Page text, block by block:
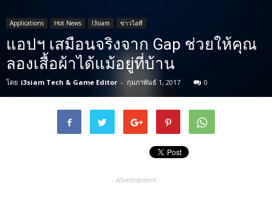
Applications Hot News I3siam ข่าวไอที
แอปฯ เสมือนจริงจาก Gap ช่วยให้คุณ
ลองเสื้อผ้าได้แม้อยู่ที่บ้าน
โดย i3siam Tech & Game Editor - กุมภาพันธ์ 1, 2017 0
- Advertisement -